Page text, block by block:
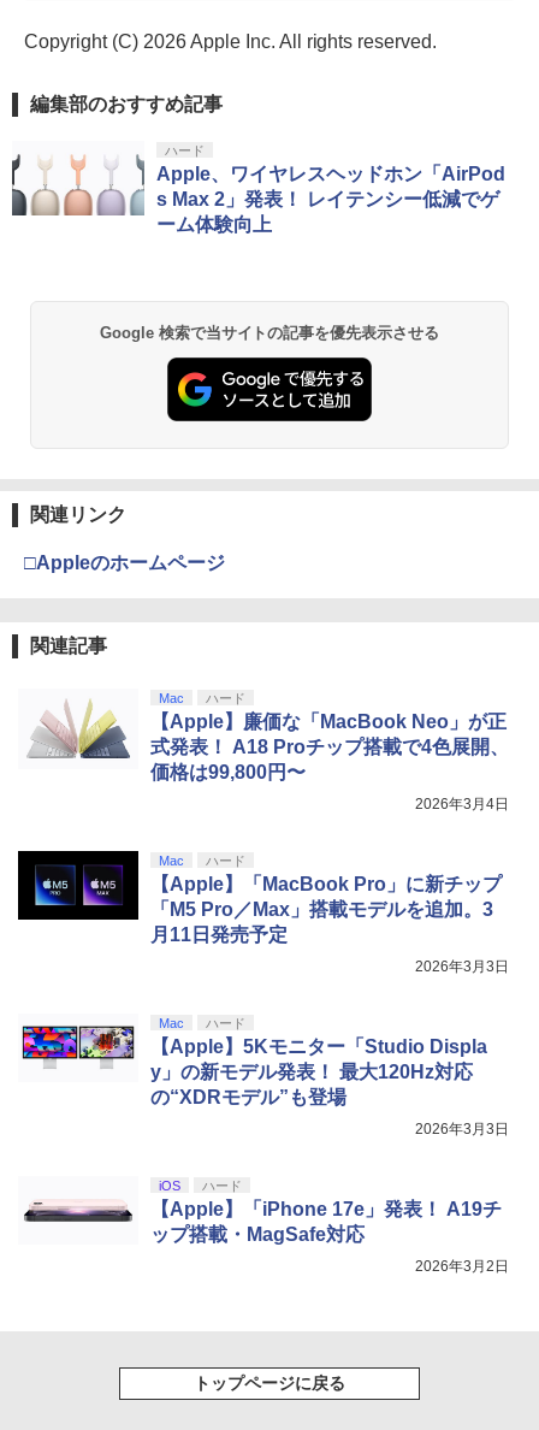
Copyright (C) 2026 Apple Inc. All rights reserved.
編集部のおすすめ記事
ハード
Apple、ワイヤレスヘッドホン「AirPod
s Max 2」発表！ レイテンシー低減でゲ
ーム体験向上
Google 検索で当サイトの記事を優先表示させる
関連リンク
□Appleのホームページ
関連記事
Mac ハード
【Apple】廉価な「MacBook Neo」が正
式発表！ A18 Proチップ搭載で4色展開、
価格は99,800円〜
2026年3月4日
Mac ハード
【Apple】「MacBook Pro」に新チップ
「M5 Pro／Max」搭載モデルを追加。3
月11日発売予定
2026年3月3日
Mac ハード
【Apple】5Kモニター「Studio Displa
y」の新モデル発表！ 最大120Hz対応
の“XDRモデル”も登場
2026年3月3日
iOS ハード
【Apple】「iPhone 17e」発表！ A19チ
ップ搭載・MagSafe対応
2026年3月2日
トップページに戻る